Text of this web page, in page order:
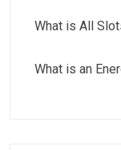
What is All
What is an